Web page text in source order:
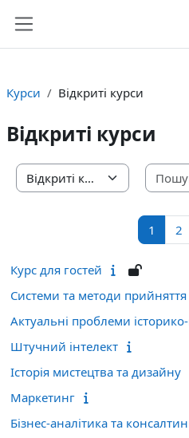
Курси Відкриті курси
Відкриті курси
Категорії курсів
1 2
Курс для гостей
Системи та методи
Актуальні проблеми
Штучний інтелект
Історія мистецтва та дизайну
Маркетинг
Бізнес-аналітика та